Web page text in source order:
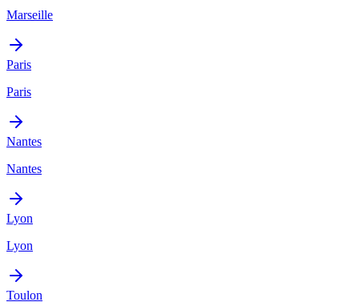
Marseille
Paris
Paris
Nantes
Nantes
Lyon
Lyon
Toulon